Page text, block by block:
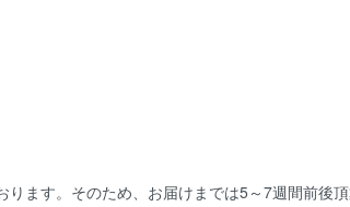
ます。そのため、お届けまでは5～7週間前後頂